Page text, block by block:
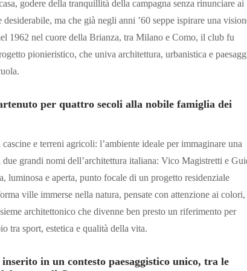
godere della tranquillità della campagna senza rinunciare ai
ma che già negli anni ’60 seppe ispirare una
1962 nel cuore della Brianza, tra Milano e Como, il club fu
pionieristico, che univa architettura, urbanistica e
per quattro secoli alla nobile famiglia dei
e terreni agricoli: l’ambiente ideale per immaginare una
grandi nomi dell’architettura italiana: Vico Magistretti e
luminosa e aperta, punto focale di un progetto residenziale
ville immerse nella natura, pensate con attenzione ai colori,
architettonico che divenne ben presto un riferimento per
tra sport, estetica e qualità della vita.
in un contesto paesaggistico unico, tra le